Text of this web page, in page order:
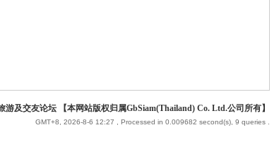
游及交友论坛 【本网站版权归属GbSiam(Thailand) Co. Ltd.公司所有】
GMT+8, 2026-8-6 12:27 , Processed in 0.009682 second(s), 9 queries .